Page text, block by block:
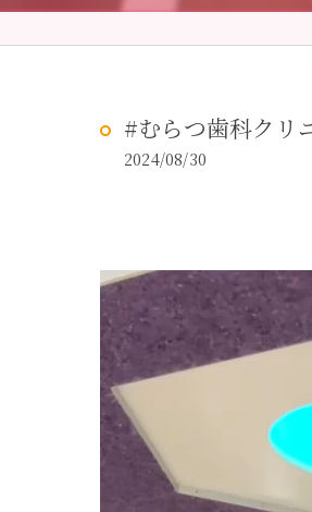
#むらつ歯科クリ
2024/08/30